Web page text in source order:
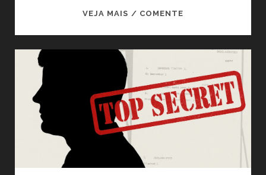
VEJA MAIS / COMENTECHE
CIA:
DOCUMENTOS
SECRETOS
REVELAM
A